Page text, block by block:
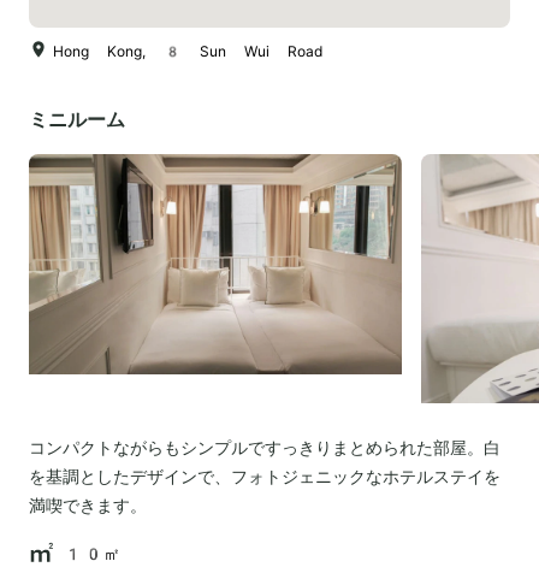
Hong Kong, 8 Sun Wui Road
ミニルーム
コンパクトながらもシンプルですっきりまとめられた部屋。白
を基調としたデザインで、フォトジェニックなホテルステイを
満喫できます。
10㎡